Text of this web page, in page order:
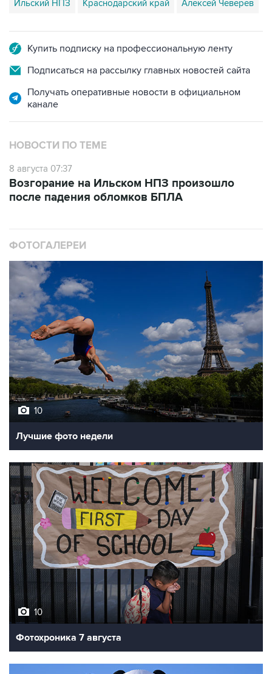
Подписаться на рассылку главных новостей сайта
Получать оперативные новости в официальном
НОВОСТИ ПО ТЕМЕ
8 августа 07:37
после падения обломков БПЛА
10
Лучшие фото недели
10
Фотохроника 7 августа